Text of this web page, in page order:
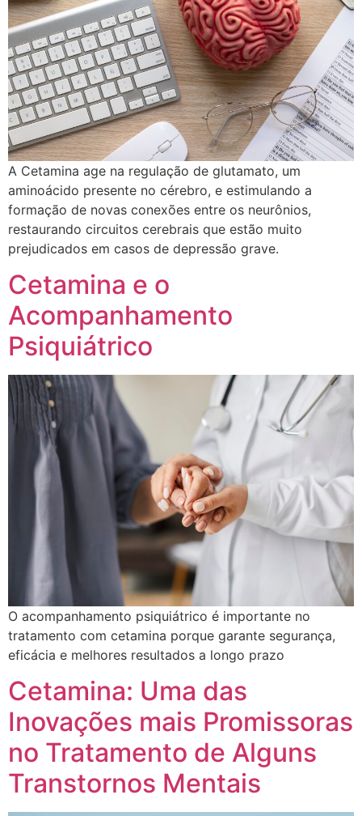
​A Cetamina age na regulação de glutamato, um
aminoácido presente no cérebro, e estimulando a
formação de novas conexões entre os neurônios,
restaurando circuitos cerebrais que estão muito
prejudicados em casos de depressão grave.
Cetamina e o
Acompanhamento
Psiquiátrico
O acompanhamento psiquiátrico é importante no
tratamento com cetamina porque garante segurança,
eficácia e melhores resultados a longo prazo
Cetamina: Uma das
Inovações mais Promissoras
no Tratamento de Alguns
Transtornos Mentais